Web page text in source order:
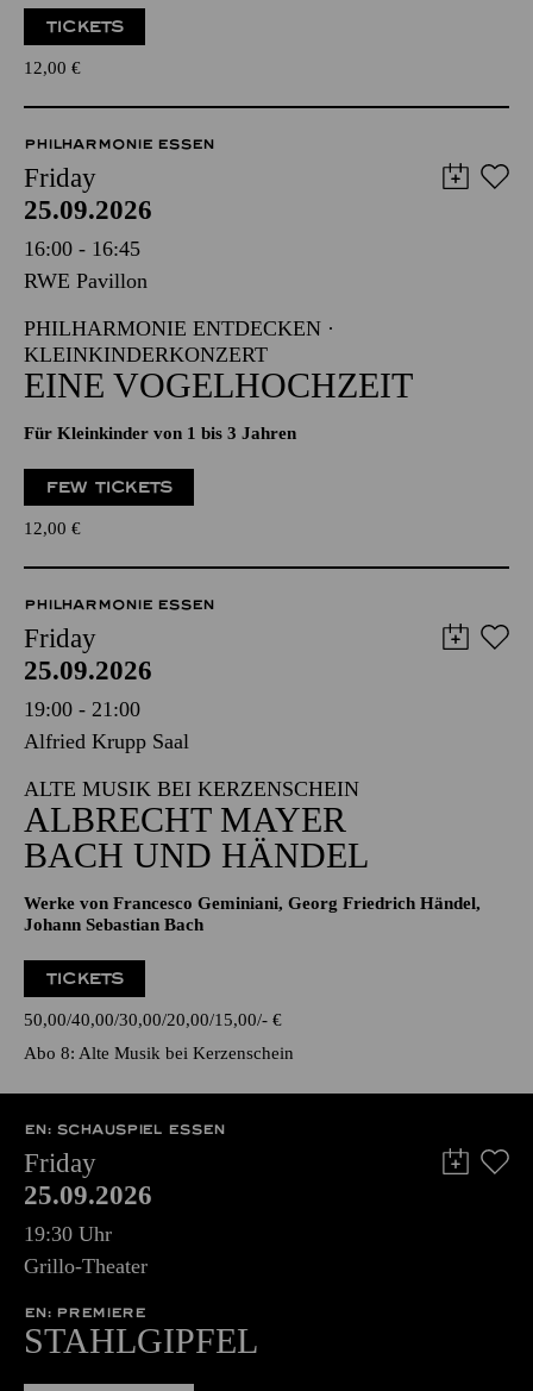
TICKETS
12,00 €
PHILHARMONIE ESSEN
Friday
25.09.2026
16:00 - 16:45
RWE Pavillon
PHILHARMONIE ENTDECKEN ·
KLEINKINDERKONZERT
EINE VOGELHOCHZEIT
Für Kleinkinder von 1 bis 3 Jahren
FEW TICKETS
12,00 €
PHILHARMONIE ESSEN
Friday
25.09.2026
19:00 - 21:00
Alfried Krupp Saal
ALTE MUSIK BEI KERZENSCHEIN
ALBRECHT MAYER
BACH UND HÄNDEL
Werke von Francesco Geminiani, Georg Friedrich Händel,
Johann Sebastian Bach
TICKETS
50,00 40,00 30,00 20,00 15,00 - €
Abo 8: Alte Musik bei Kerzenschein
EN: SCHAUSPIEL ESSEN
Friday
25.09.2026
19:30 Uhr
Grillo-Theater
EN: PREMIERE
STAHLGIPFEL